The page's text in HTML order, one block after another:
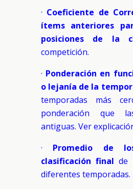
· Coeficiente de
ítems anteriores
posiciones de la
competición.
· Ponderación en
o lejanía de la
temporadas más
ponderación que
antiguas. Ver
· Promedio de
clasificación final de
diferentes temporadas.